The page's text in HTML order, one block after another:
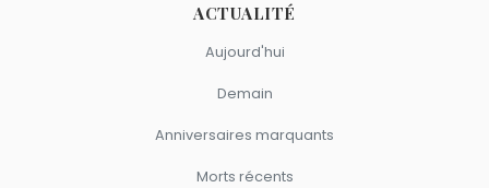
ACTUALITÉ
Aujourd'hui
Demain
Anniversaires marquants
Morts récents